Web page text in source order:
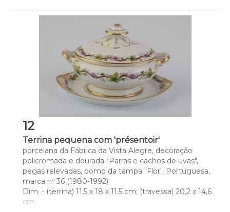
12
Terrina pequena com 'présentoir'
porcelana da Fábrica da Vista Alegre, decoração
policromada e dourada "Parras e cachos de uvas",
pegas relevadas, pomo da tampa "Flor", Portuguesa,
marca nº 36 (1980-1992)
Dim. - (terrina) 11,5 x 18 x 11,5 cm; (travessa) 20,2 x 14,6
cm